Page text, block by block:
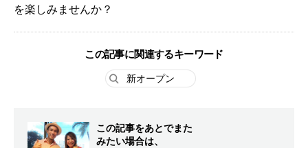
を楽しみませんか？
この記事に関連するキーワード
新オープン
この記事をあとでまた
みたい場合は、